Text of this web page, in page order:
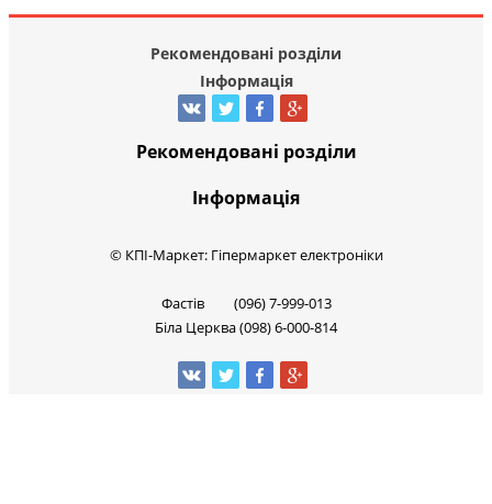
Рекомендовані розділи
Інформація
Рекомендовані розділи
Інформація
© КПІ-Маркет: Гіпермаркет електроніки
Фастів (096) 7-999-013
Біла Церква (098) 6-000-814